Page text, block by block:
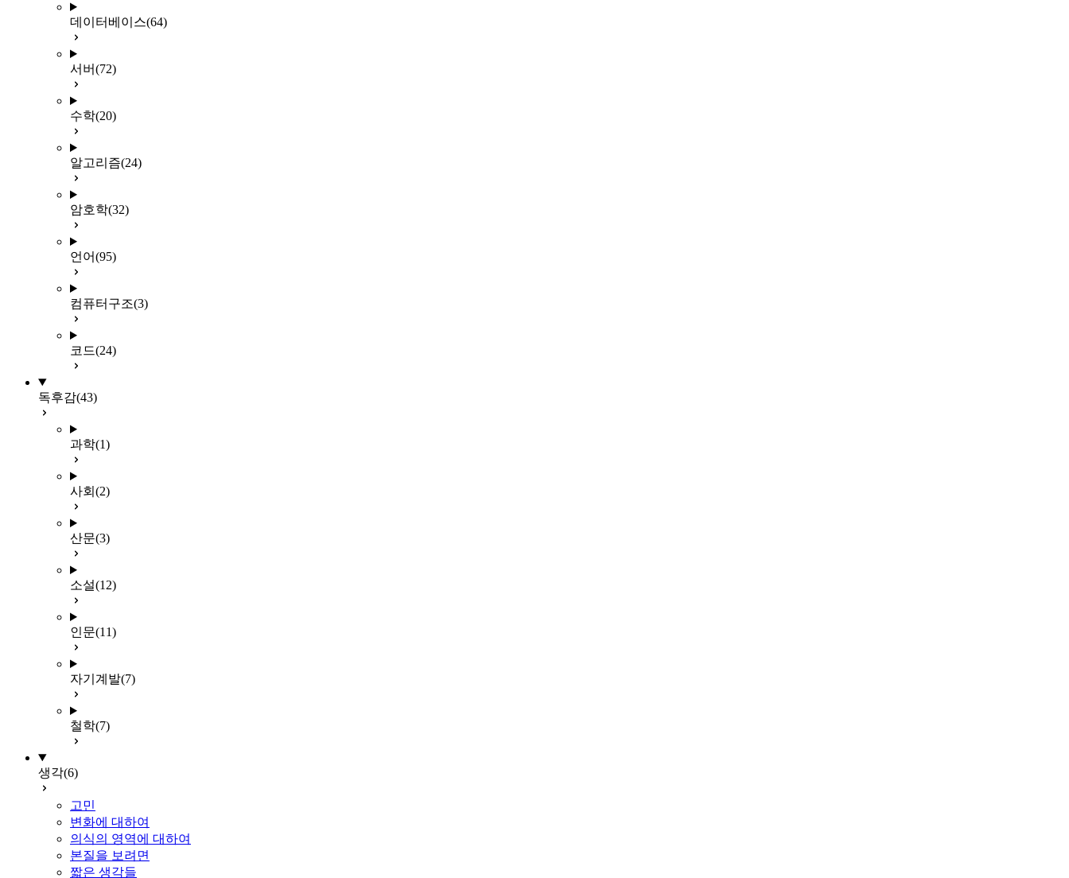
데이터베이스(64)
서버(72)
수학(20)
알고리즘(24)
암호학(32)
언어(95)
컴퓨터구조(3)
코드(24)
독후감(43)
과학(1)
사회 (2)
산문(3)
소설(12)
인문(11)
자기계발(7)
철학(7)
생각(6)
고민
변화에 대하여
의식의 영역에 대하여
본질을 보려면
짧은 생각들